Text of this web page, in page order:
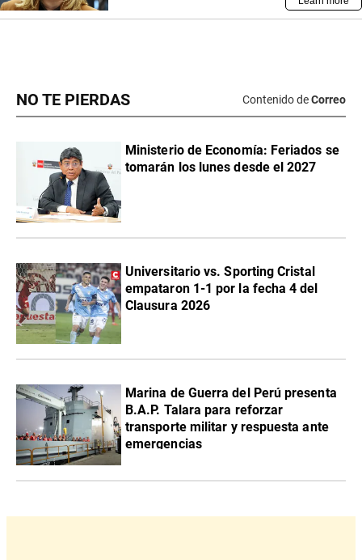
NO TE PIERDAS Contenido deCorreo
Ministerio de Economía: Feriados se
tomarán los lunes desde el 2027
Universitario vs. Sporting Cristal
empataron 1-1 por la fecha 4 del
Clausura 2026
Marina de Guerra del Perú presenta
B.A.P. Talara para reforzar
transporte militar y respuesta ante
emergencias